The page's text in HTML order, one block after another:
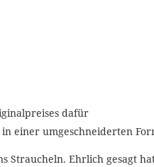
dafür
einer umgeschneiderten
Ehrlich gesagt